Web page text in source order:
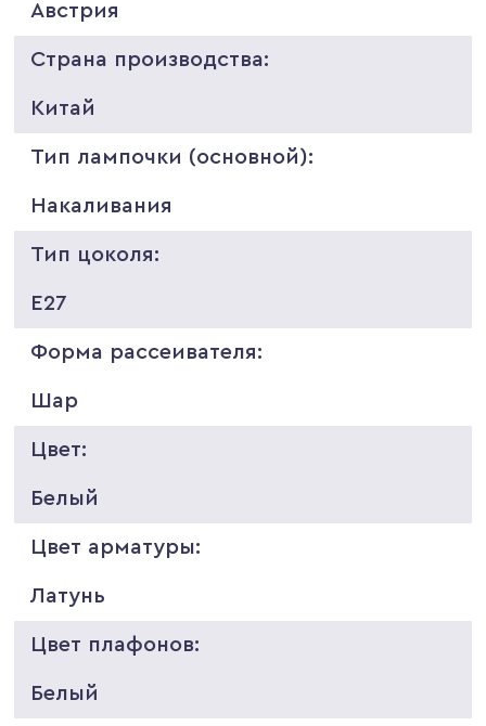
Австрия
Страна производства:
Китай
Тип лампочки (основной):
Накаливания
Тип цоколя:
E27
Форма рассеивателя:
Шар
Цвет:
Белый
Цвет арматуры:
Латунь
Цвет плафонов:
Белый